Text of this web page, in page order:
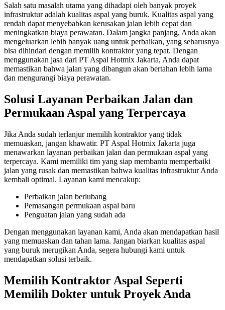
Salah satu masalah utama yang dihadapi oleh banyak proyek
infrastruktur adalah kualitas aspal yang buruk. Kualitas aspal yang
rendah dapat menyebabkan kerusakan jalan lebih cepat dan
meningkatkan biaya perawatan. Dalam jangka panjang, Anda akan
mengeluarkan lebih banyak uang untuk perbaikan, yang seharusnya
bisa dihindari dengan memilih kontraktor yang tepat. Dengan
menggunakan jasa dari PT Aspal Hotmix Jakarta, Anda dapat
memastikan bahwa jalan yang dibangun akan bertahan lebih lama
dan mengurangi biaya perawatan.
Solusi Layanan Perbaikan Jalan dan
Permukaan Aspal yang Terpercaya
Jika Anda sudah terlanjur memilih kontraktor yang tidak
memuaskan, jangan khawatir. PT Aspal Hotmix Jakarta juga
menawarkan layanan perbaikan jalan dan permukaan aspal yang
terpercaya. Kami memiliki tim yang siap membantu memperbaiki
jalan yang rusak dan memastikan bahwa kualitas infrastruktur Anda
kembali optimal. Layanan kami mencakup:
Perbaikan jalan berlubang
Pemasangan permukaan aspal baru
Penguatan jalan yang sudah ada
Dengan menggunakan layanan kami, Anda akan mendapatkan hasil
yang memuaskan dan tahan lama. Jangan biarkan kualitas aspal
yang buruk merugikan Anda, segera hubungi kami untuk
mendapatkan solusi terbaik.
Memilih Kontraktor Aspal Seperti
Memilih Dokter untuk Proyek Anda